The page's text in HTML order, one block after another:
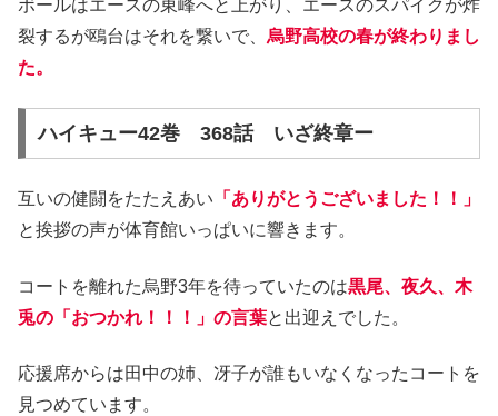
ボールはエースの東峰へと上がり、エースのスパイクが炸
裂するが鴎台はそれを繋いで、 烏野高校の春が終わりまし
た。
ハイキュー42巻 368話 いざ終章ー
互いの健闘をたたえあい 「ありがとうございました！！」
と挨拶の声が体育館いっぱいに響きます。
コートを離れた烏野3年を待っていたのは黒尾、夜久、木
兎の「おつかれ！！！」の言葉と出迎えでした。
応援席からは田中の姉、冴子が誰もいなくなったコートを
見つめています。